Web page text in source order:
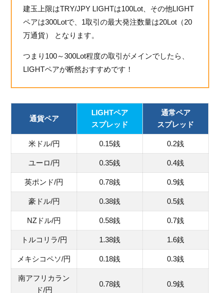
建玉上限はTRY/JPY LIGHTは100Lot、その他LIGHT
ペアは300Lotで、1取引の最大発注数量は20Lot（20
万通貨） となります。
つまり100～300Lot程度の取引がメインでしたら、
LIGHTペアが断然おすすめです！
通貨ペア
LIGHTペア
スプレッド
通常ペア
スプレッド
米ドル/円 0.15銭 0.2銭
ユーロ/円 0.35銭 0.4銭
英ポンド/円 0.78銭 0.9銭
豪ドル/円 0.38銭 0.5銭
NZドル/円 0.58銭 0.7銭
トルコリラ/円 1.38銭 1.6銭
メキシコペソ/円 0.18銭 0.3銭
南アフリカラン
ド/円
0.78銭 0.9銭